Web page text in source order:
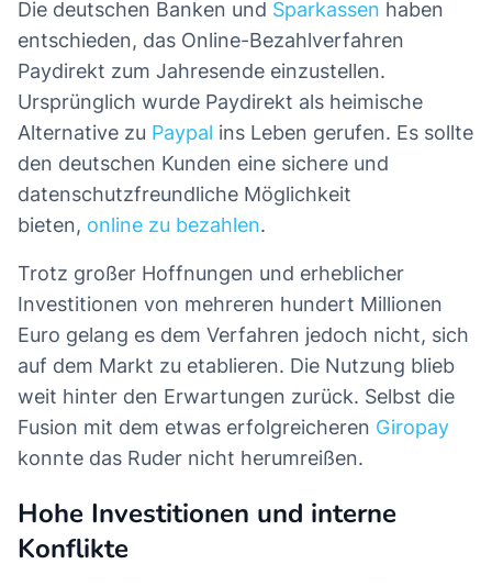
Die deutschen Banken und Sparkassen haben
entschieden, das Online-Bezahlverfahren
Paydirekt zum Jahresende einzustellen.
Ursprünglich wurde Paydirekt als heimische
Alternative zu Paypal ins Leben gerufen. Es sollte
den deutschen Kunden eine sichere und
datenschutzfreundliche Möglichkeit
bieten, online zu bezahlen.
Trotz großer Hoffnungen und erheblicher
Investitionen von mehreren hundert Millionen
Euro gelang es dem Verfahren jedoch nicht, sich
auf dem Markt zu etablieren. Die Nutzung blieb
weit hinter den Erwartungen zurück. Selbst die
Fusion mit dem etwas erfolgreicheren Giropay
konnte das Ruder nicht herumreißen.
Hohe Investitionen und interne
Konflikte